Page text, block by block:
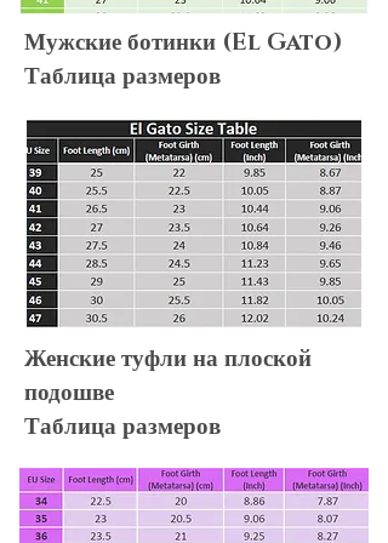
Мужские ботинки (El Gato)
Таблица размеров
Женские туфли на плоской
подошве
Таблица размеров